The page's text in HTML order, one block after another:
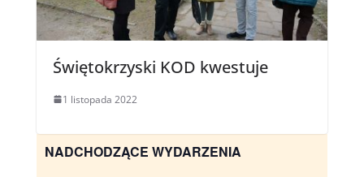
Świętokrzyski KOD kwestuje
1 listopada 2022
NADCHODZĄCE WYDARZENIA